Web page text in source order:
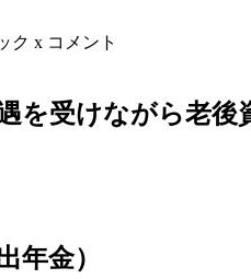
ク x コメント
を受けながら老後
年金）